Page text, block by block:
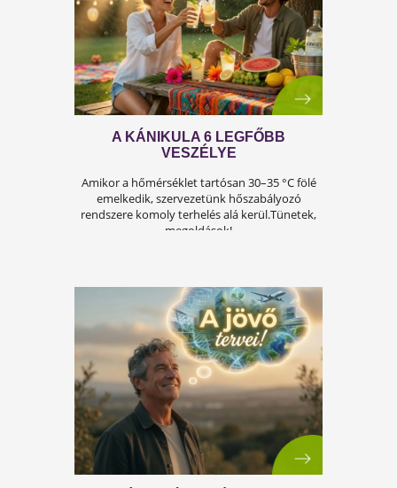
OKAI, TÜNETEI ÉS LEHETSÉGES
MEGOLDÁSAI
A férfiasság, vagy más néven a szexuális
teljesítmény, sok férfi számára központi
az életben. Nem csupán a testi egészséget,
hanem az önbecsülést is befolyásolja.